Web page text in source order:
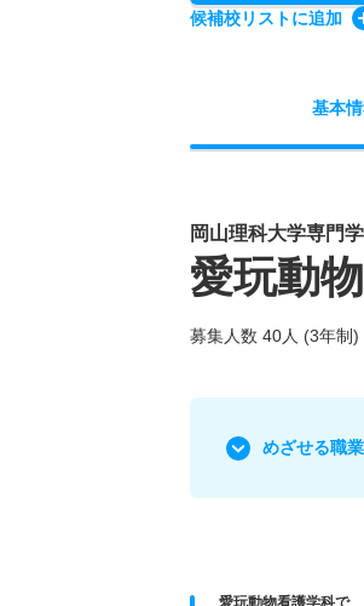
候補校リストに追加
基本
岡山理科大学専門
愛玩動
募集人数 40人 (3年制)
めざせる職業
愛玩動物看護学科で